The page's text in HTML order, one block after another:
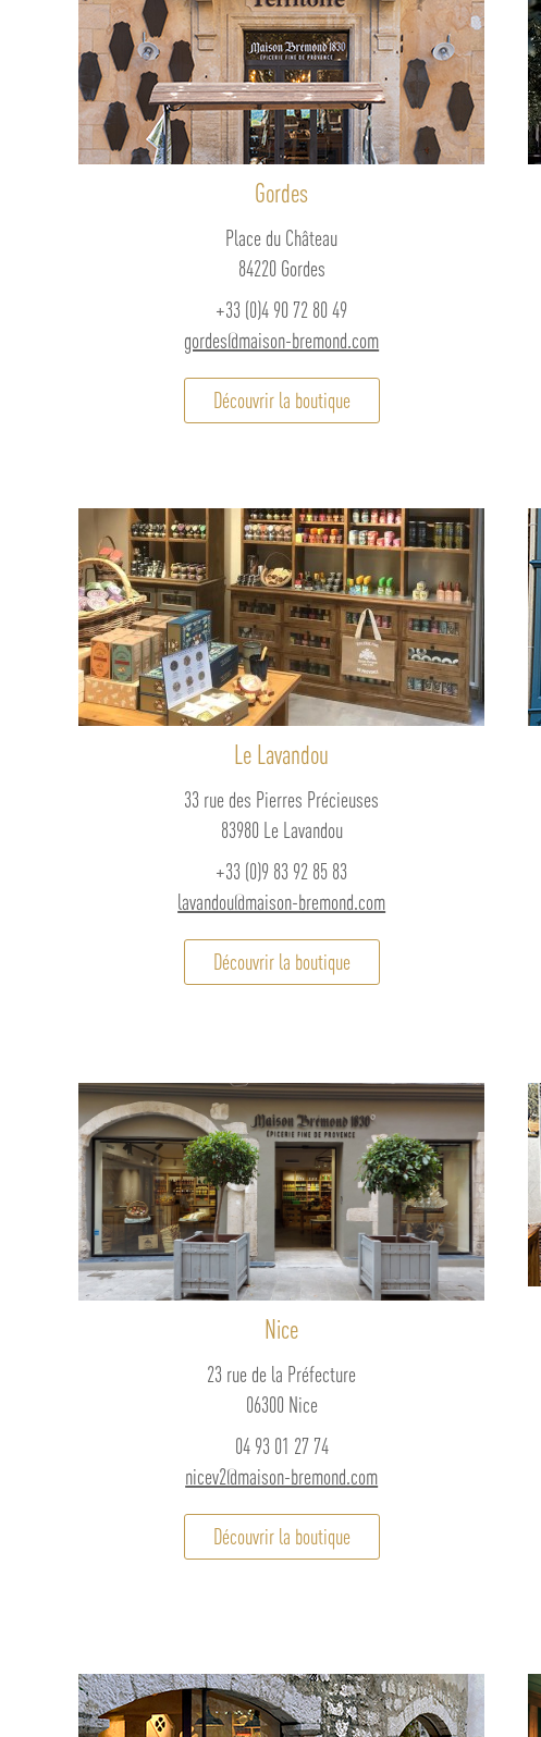
Gordes
Place du Château
84220 Gordes
+33 (0)4 90 72 80 49
gordes@maison-bremond.com
Découvrir la boutique
Le Lavandou
33 rue des Pierres Précieuses
83980 Le Lavandou
+33 (0)9 83 92 85 83
lavandou@maison-bremond.com
Découvrir la boutique
Nice
23 rue de la Préfecture
06300 Nice
04 93 01 27 74
nicev2@maison-bremond.com
Découvrir la boutique